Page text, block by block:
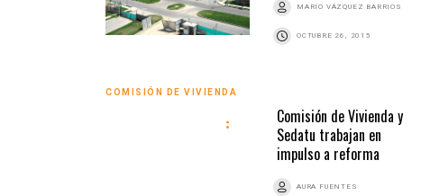
MARIO VÁZQUEZ BARRIOS
OCTUBRE 26, 2015
COMISIÓN DE VIVIENDA
Comisión de Vivienda y
Sedatu trabajan en
impulso a reforma
AURA FUENTES